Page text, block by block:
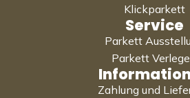
Klickparkett
Service
Parkett
Parkett
Zahlung und